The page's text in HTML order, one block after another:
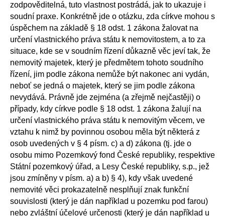
zodpověditelná, tuto vlastnost postrádá, jak to ukazuje i
soudní praxe. Konkrétně jde o otázku, zda církve mohou s
úspěchem na základě § 18 odst. 1 zákona žalovat na
určení vlastnického práva státu k nemovitostem, a to za
situace, kde se v soudním řízení důkazně věc jeví tak, že
nemovitý majetek, který je předmětem tohoto soudního
řízení, jim podle zákona nemůže být nakonec ani vydán,
neboť se jedná o majetek, který se jim podle zákona
nevydává. Právně jde zejména (a zřejmě nejčastěji) o
případy, kdy církve podle § 18 odst. 1 zákona žalují na
určení vlastnického práva státu k nemovitým věcem, ve
vztahu k nimž by povinnou osobou měla být některá z
osob uvedených v § 4 písm. c) a d) zákona (tj. jde o
osobu mimo Pozemkový fond České republiky, respektive
Státní pozemkový úřad, a Lesy České republiky, s.p., jež
jsou zmíněny v písm. a) a b) § 4), kdy však uvedené
nemovité věci prokazatelně nesplňují znak funkční
souvislosti (který je dán například u pozemku pod farou)
nebo zvláštní účelové určenosti (který je dán například u